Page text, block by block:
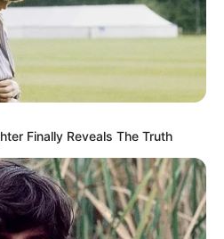
Finally Reveals The Truth